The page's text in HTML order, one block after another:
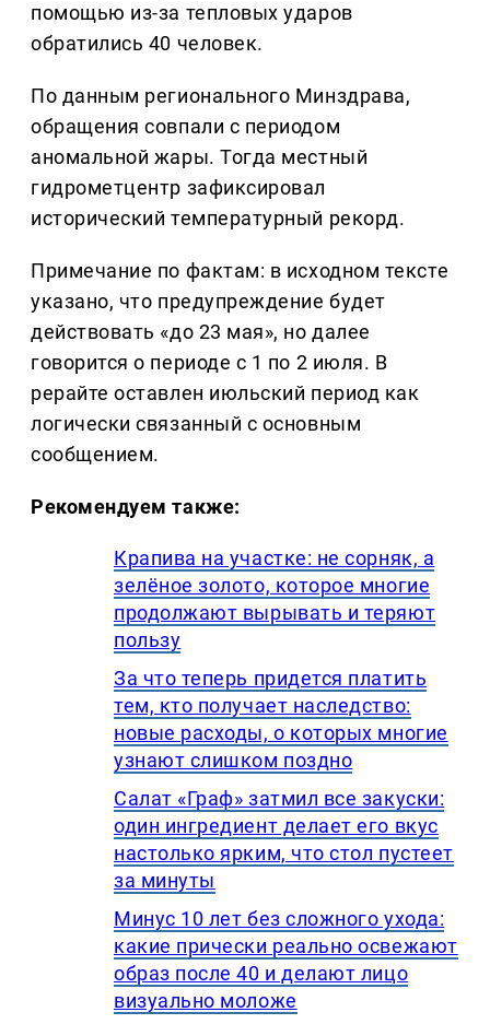
помощью из-за тепловых ударов
обратились 40 человек.
По данным регионального Минздрава,
обращения совпали с периодом
аномальной жары. Тогда местный
гидрометцентр зафиксировал
исторический температурный рекорд.
Примечание по фактам: в исходном тексте
указано, что предупреждение будет
действовать «до 23 мая», но далее
говорится о периоде с 1 по 2 июля. В
рерайте оставлен июльский период как
логически связанный с основным
сообщением.
Рекомендуем также:
Крапива на участке: не сорняк, а
зелёное золото, которое многие
продолжают вырывать и теряют
пользу
За что теперь придется платить
тем, кто получает наследство:
новые расходы, о которых многие
узнают слишком поздно
Салат «Граф» затмил все закуски:
один ингредиент делает его вкус
настолько ярким, что стол пустеет
за минуты
Минус 10 лет без сложного ухода:
какие прически реально освежают
образ после 40 и делают лицо
визуально моложе